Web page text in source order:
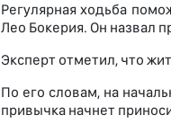
Регулярная ходьба
Лео Бокерия. Он назвал
Эксперт отметил, что
По его словам, на
привычка начнет